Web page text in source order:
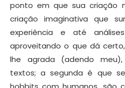
ponto em que sua criação
criação imaginativa que
experiência e até
aproveitando o que dá
lhe agrada (adendo
textos; a segunda é que